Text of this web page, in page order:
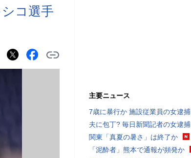
コ選手
主要ニュース
7歳に暴行か 施設従業員の女逮捕
夫に包丁? 毎日新聞記者の女逮捕
関東「真夏の暑さ」は終了か
「泥酔者」熊本で通報が頻発か